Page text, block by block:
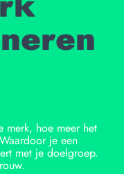
merk, hoe meer het
je een
met je doelgroep.